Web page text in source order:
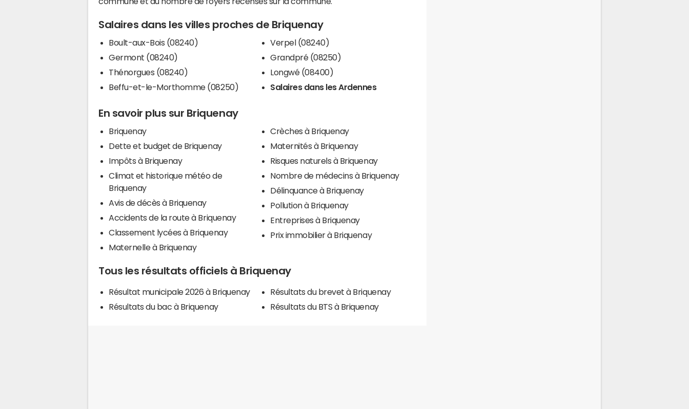
Salaires dans les villes proches de Briquenay
Boult-aux-Bois (08240)
Germont (08240)
Thénorgues (08240)
Beffu-et-le-Morthomme (08250)
Verpel (08240)
Grandpré (08250)
Longwé (08400)
Salaires dans les Ardennes
En savoir plus sur Briquenay
Briquenay
Dette et budget de Briquenay
Impôts à Briquenay
Climat et historique météo de
Briquenay
Avis de décès à Briquenay
Accidents de la route à Briquenay
Classement lycées à Briquenay
Maternelle à Briquenay
Crèches à Briquenay
Maternités à Briquenay
Risques naturels à Briquenay
Nombre de médecins à Briquenay
Délinquance à Briquenay
Pollution à Briquenay
Entreprises à Briquenay
Prix immobilier à Briquenay
Tous les résultats officiels à Briquenay
Résultat municipale 2026 à Briquenay
Résultats du bac à Briquenay
Résultats du brevet à Briquenay
Résultats du BTS à Briquenay